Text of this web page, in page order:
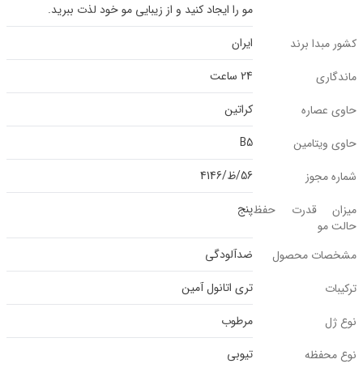
مو را ایجاد کنید و از زیبایی مو خود لذت ببرید.
کشور مبدا برند
ایران
ماندگاری
24 ساعت
حاوی عصاره
کراتین
حاوی ویتامین
B5
شماره مجوز
56/ظ/4146
میزان قدرت حفظ
حالت مو
پنج
مشخصات محصول
ضد‌آلودگی
ترکیبات
تری اتانول آمین
نوع ژل
مرطوب
نوع محفظه
تیوبی